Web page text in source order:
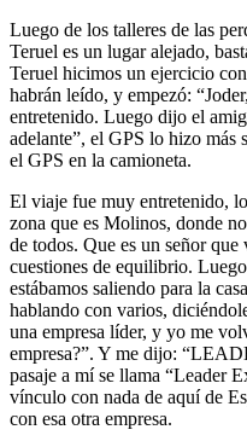
Luego de los talleres de las
Teruel es un lugar alejado,
Teruel hicimos un ejercicio
habrán leído, y empezó:
entretenido. Luego dijo el
adelante”, el GPS lo hizo más
el GPS en la camioneta.
El viaje fue muy entretenido,
zona que es Molinos, donde
de todos. Que es un señor
cuestiones de equilibrio.
estábamos saliendo para la
hablando con varios,
una empresa líder, y yo me
empresa?”. Y me dijo:
pasaje a mí se llama “Leader
vínculo con nada de aquí de
con esa otra empresa.